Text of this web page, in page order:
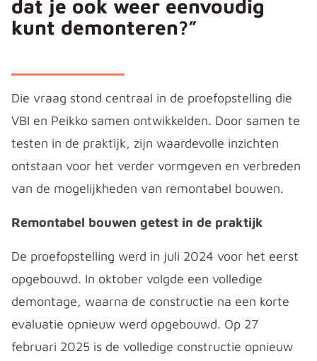
dat je ook weer eenvoudig
kunt demonteren?”
Die vraag stond centraal in de proefopstelling die
VBI en Peikko samen ontwikkelden. Door samen te
testen in de praktijk, zijn waardevolle inzichten
ontstaan voor het verder vormgeven en verbreden
van de mogelijkheden van remontabel bouwen.
Remontabel bouwen getest in de praktijk
De proefopstelling werd in juli 2024 voor het eerst
opgebouwd. In oktober volgde een volledige
demontage, waarna de constructie na een korte
evaluatie opnieuw werd opgebouwd. Op 27
februari 2025 is de volledige constructie opnieuw